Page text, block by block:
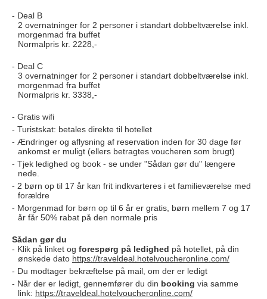
Deal B
2 overnatninger for 2 personer i standart dobbeltværelse inkl.
morgenmad fra buffet
Normalpris kr. 2228,-
Deal C
3 overnatninger for 2 personer i standart dobbeltværelse inkl.
morgenmad fra buffet
Normalpris kr. 3338,-
Gratis wifi
Turistskat: betales direkte til hotellet
Ændringer og aflysning af reservation inden for 30 dage før
ankomst er muligt (ellers betragtes voucheren som brugt)
Tjek ledighed og book - se under "Sådan gør du" længere
nede.
2 børn op til 17 år kan frit indkvarteres i et familieværelse med
forældre
Morgenmad for børn op til 6 år er gratis, børn mellem 7 og 17
år får 50% rabat på den normale pris
Sådan gør du
Klik på linket og forespørg på ledighed på hotellet, på din
ønskede dato https://traveldeal.hotelvoucheronline.com/
Du modtager bekræftelse på mail, om der er ledigt
Når der er ledigt, gennemfører du din booking via samme
link: https://traveldeal.hotelvoucheronline.com/